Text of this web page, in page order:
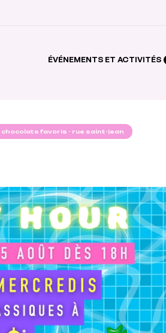
ÉVÉNEMENTS ET ACTIVITÉS
chocolats favoris - rue saint-jean